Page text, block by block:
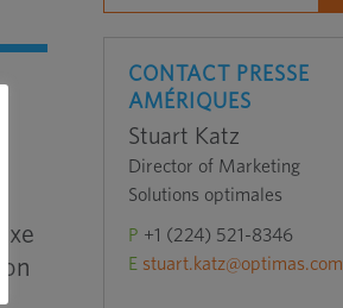
CONTACT PRESSE
AMÉRIQUES
Stuart Katz
Director of Marketing
Solutions optimales
P +1 (224) 521-8346
E stuart.katz@optimas.com